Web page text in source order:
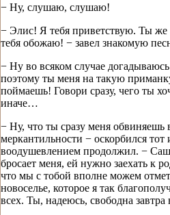
− Ну, слушаю, слушаю!
− Элис! Я тебя приветствую. Ты же
тебя обожаю! − завел знакомую
− Ну во всяком случае
поэтому ты меня на такую
поймаешь! Говори сразу, чего ты
иначе…
− Ну, что ты сразу меня обвиняешь
меркантильности − оскорбился тот
воодушевлением продолжил. −
бросает меня, ей нужно заехать к
что мы с тобой вполне можем
новоселье, которое я так
всех. Ты, надеюсь, свободна завтра